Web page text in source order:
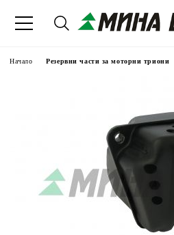
Начало Резервни части за моторни триони